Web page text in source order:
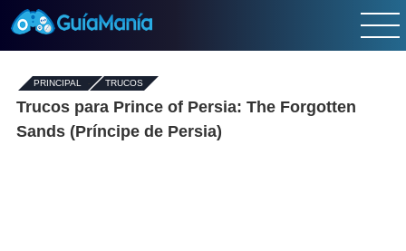
PRINCIPAL - TRUCOS
Trucos para Prince of Persia: The Forgotten
Sands (Príncipe de Persia)